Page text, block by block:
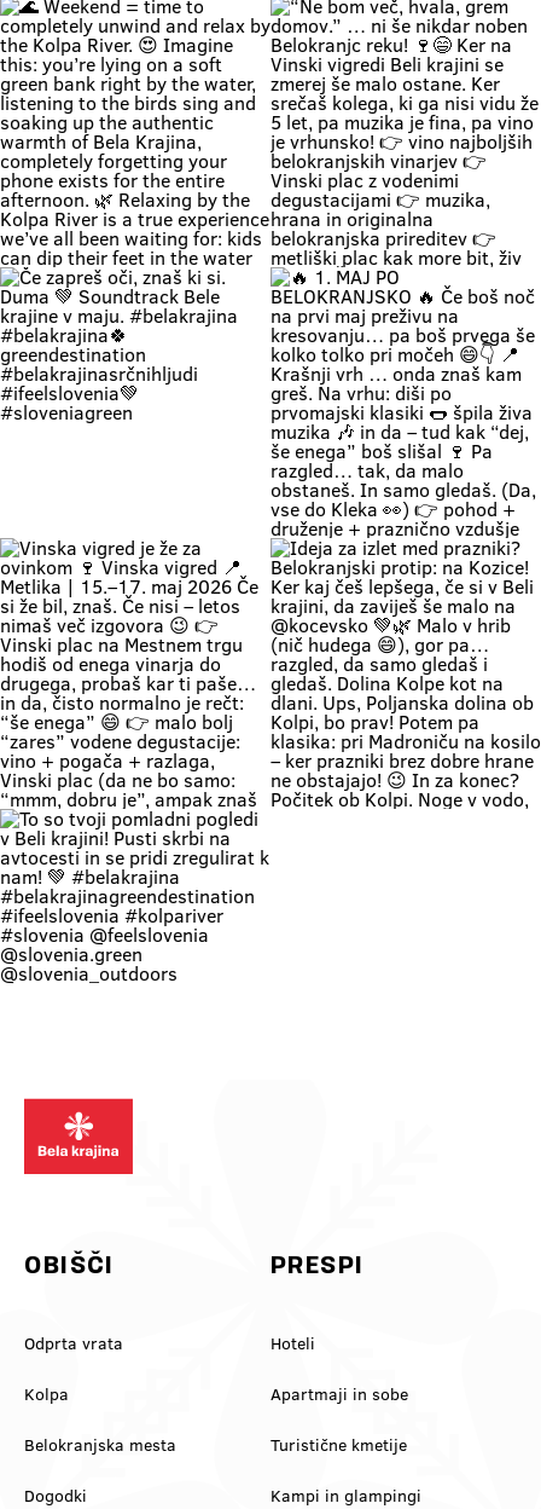
Zapri oči, globoko vdihni. Pri nas
čas teče počasneje. Duma si. 🌿
Soundtrack Bele krajine v juniju.
#belakrajina
#belakrajinasrčnihljudi
#kolpariver #rekakolpa
#belakrajinagreendestination
🚗 Zakaj bi vikend začel v koloni …
če ga lahk začneš s čofotom v
Kolpi? 🌊😎 Medtem ko eni na
avtocesti poslušajo “čez 300
metrov zastoj”, ti lahko že
namakaš noge v eni najlepših rek
pri nas. 💚 V Bela krajina mode: ✨
brez gužve ✨ brez živciranja ✨
brez pregrete pločevine ✨ pa z
veliko vode, sence in vikend kot
nekoč občutka Kolpa ima že
prijetnih 20+ °C, naravne plaže še
dihajo na izi, cesta do sem pa ni
stres test za živce. 😌 💡 Vikend
plan: kopalke ✔️ brisača ✔️ hladna
pijača ✔️ DARS drama ❌ 📍 Bela
krajina kliče. Pa ne po troblji. 😏
#BelaKrajina #Kolpa
#SloveniaOutdoor #FeelSlovenia
#Poletje Roadtrip Narava Kopanje
WeekendMood HiddenGem
SloveniaGreen
🌊 Weekend = time to completely
unwind and relax by the Kolpa
River. 😍 Imagine this: you’re lying
on a soft green bank right by the
water, listening to the birds sing
and soaking up the authentic
warmth of Bela Krajina, completely
forgetting your phone exists for
the entire afternoon. 🌿 Relaxing
by the Kolpa River is a true
Weather: a hot weekend is on the
way 👉 Time: warm May days (the
perfect time for your first
encounter with nature) 👉 Nature
+ a lounge chair in the shade +
your favorite people = a
combination that has never
disappointed Come see us. You
know where we are—the place
where time actually slows down
and your batteries recharge all on
their own. 💚
“Ne bom več, hvala, grem domov.”
… ni še nikdar noben Belokranjc
reku! 🍷😄 Ker na Vinski vigredi
Beli krajini se zmerej še malo
ostane. Ker srečaš kolega, ki ga
nisi vidu že 5 let, pa muzika je fina,
pa vino je vrhunsko! 👉 vino
najboljših belokranjskih vinarjev
👉 Vinski plac z vodenimi
degustacijami 👉 muzika, hrana in
originalna belokranjska prireditev
👉 metliški plac kak more bit, živ
in poln Če hočeš doživet Belo
krajino takšno, kot je zares —
prideš na Vigred. Za en večer.
Ostaneš pa še malo dlje. 😌🍇 Se
vidimo v Metliki! 🎥 Zavod za
turizem, kulturo, šport in mladino
Metlika #belakrajina #vinskavigred
#belakrajinasrčnihljudi #metlika
Če zapreš oči, znaš ki si. Duma 💚
Soundtrack Bele krajine v maju.
#belakrajina #belakrajina🍀
greendestination
#belakrajinasrčnihljudi
#ifeelslovenia💚 #sloveniagreen
🔥 1. MAJ PO BELOKRANJSKO 🔥
Če boš noč na prvi maj preživu na
kresovanju… pa boš prvega še
kolko tolko pri močeh 😄👇 📍
Krašnji vrh … onda znaš kam greš.
Na vrhu: diši po prvomajski klasiki
🌭 špila živa muzika 🎶 in da – tud
kak “dej, še enega” boš slišal 🍷
Pa razgled… tak, da malo
obstaneš. In samo gledaš. (Da,
vse do Kleka 👀) 👉 pohod +
druženje + praznično vzdušje 👉
za družine, prijatelje, pa malo
rekreacije (če že mora bit 😄) 👉
začetek maja, kot se šika Pridi gor.
Če ne zaradi pohoda… pa zaradi
nas, Belokranjcev 🙌 Se vidimo!
Vinska vigred je že za ovinkom 🍷
Vinska vigred 📍 Metlika | 15.–17.
maj 2026 Če si že bil, znaš. Če nisi
– letos nimaš več izgovora 😉 👉
Vinski plac na Mestnem trgu hodiš
od enega vinarja do drugega,
probaš kar ti paše… in da, čisto
normalno je rečt: “še enega” 😄
👉 malo bolj “zares” vodene
degustacije: vino + pogača +
razlaga, Vinski plac (da ne bo
rdeče 🍷 al belo 🥂? Označi še
ekipo, s kom prideš 👇
#VinskaVigred #BelaKrajina
To so tvoji pomladni pogledi v Beli
krajini! Pusti skrbi na avtocesti in
se pridi zregulirat k nam! 💚
#belakrajina
#belakrajinagreendestination
#ifeelslovenia #kolpariver
OBIŠČI
Odprta vrata
Kolpa
Belokranjska mesta
Dogodki
PRESPI
Hoteli
Apartmaji in sobe
Turistične kmetije
Kampi in glampingi